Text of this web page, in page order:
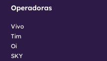
Operadoras
Vivo
Tim
Oi
SKY